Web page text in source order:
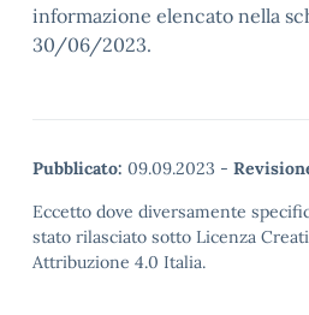
informazione elencato nella
30/06/2023.
Pubblicato: 09.09.2023 -
Eccetto dove diversamente
stato rilasciato sotto Licenza
Attribuzione 4.0 Italia.